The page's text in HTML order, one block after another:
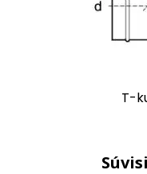
T-